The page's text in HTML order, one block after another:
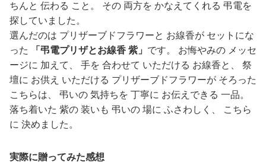
ちんと 伝わる こと。 その 両方を かなえてくれる 弔電を
探していました。
選んだのは プリザーブドフラワーと お線香が セットにな
った
「弔電プリザとお線香 紫」 です。 お悔やみの メッセ
ージに 加えて、 手を 合わせて いただける お線香と、 祭
壇に お供え いただける プリザーブドフラワーが そろった
こちらは、 弔いの 気持ちを 丁寧に お伝えできる 一品。
落ち着いた 紫の 装いも 弔いの 場に ふさわしく、 こちら
に 決めました。
実際に贈ってみた感想